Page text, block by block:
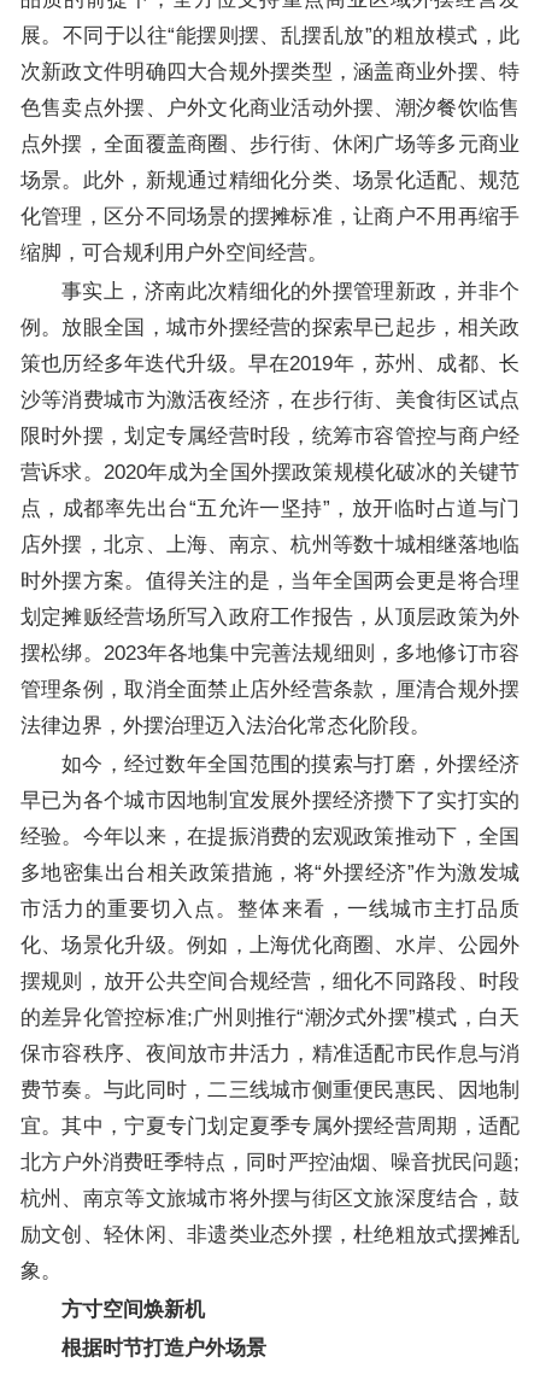
展。不同于以往“能摆则摆、乱摆乱放”的粗放模式，此
次新政文件明确四大合规外摆类型，涵盖商业外摆、特
色售卖点外摆、户外文化商业活动外摆、潮汐餐饮临售
点外摆，全面覆盖商圈、步行街、休闲广场等多元商业
场景。此外，新规通过精细化分类、场景化适配、规范
化管理，区分不同场景的摆摊标准，让商户不用再缩手
缩脚，可合规利用户外空间经营。
事实上，济南此次精细化的外摆管理新政，并非个
例。放眼全国，城市外摆经营的探索早已起步，相关政
策也历经多年迭代升级。早在2019年，苏州、成都、长
沙等消费城市为激活夜经济，在步行街、美食街区试点
限时外摆，划定专属经营时段，统筹市容管控与商户经
营诉求。2020年成为全国外摆政策规模化破冰的关键节
点，成都率先出台“五允许一坚持”，放开临时占道与门
店外摆，北京、上海、南京、杭州等数十城相继落地临
时外摆方案。值得关注的是，当年全国两会更是将合理
划定摊贩经营场所写入政府工作报告，从顶层政策为外
摆松绑。2023年各地集中完善法规细则，多地修订市容
管理条例，取消全面禁止店外经营条款，厘清合规外摆
法律边界，外摆治理迈入法治化常态化阶段。
如今，经过数年全国范围的摸索与打磨，外摆经济
早已为各个城市因地制宜发展外摆经济攒下了实打实的
经验。今年以来，在提振消费的宏观政策推动下，全国
多地密集出台相关政策措施，将“外摆经济”作为激发城
市活力的重要切入点。整体来看，一线城市主打品质
化、场景化升级。例如，上海优化商圈、水岸、公园外
摆规则，放开公共空间合规经营，细化不同路段、时段
的差异化管控标准;广州则推行“潮汐式外摆”模式，白天
保市容秩序、夜间放市井活力，精准适配市民作息与消
费节奏。与此同时，二三线城市侧重便民惠民、因地制
宜。其中，宁夏专门划定夏季专属外摆经营周期，适配
北方户外消费旺季特点，同时严控油烟、噪音扰民问题;
杭州、南京等文旅城市将外摆与街区文旅深度结合，鼓
励文创、轻休闲、非遗类业态外摆，杜绝粗放式摆摊乱
象。
方寸空间焕新机
根据时节打造户外场景